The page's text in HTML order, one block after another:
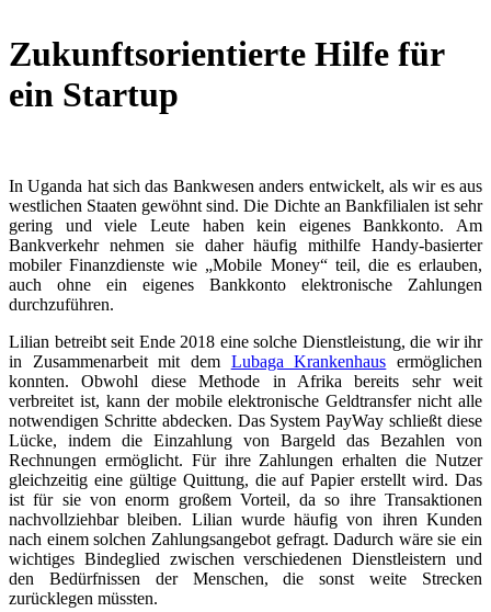
Zukunftsorientierte Hilfe für
ein Startup
In Uganda hat sich das Bankwesen anders entwickelt, als wir es aus
westlichen Staaten gewöhnt sind. Die Dichte an Bankfilialen ist sehr
gering und viele Leute haben kein eigenes Bankkonto. Am
Bankverkehr nehmen sie daher häufig mithilfe Handy-basierter
mobiler Finanzdienste wie „Mobile Money“ teil, die es erlauben,
auch ohne ein eigenes Bankkonto elektronische Zahlungen
durchzuführen.
Lilian betreibt seit Ende 2018 eine solche Dienstleistung, die wir ihr
in Zusammenarbeit mit dem Lubaga Krankenhaus ermöglichen
konnten. Obwohl diese Methode in Afrika bereits sehr weit
verbreitet ist, kann der mobile elektronische Geldtransfer nicht alle
notwendigen Schritte abdecken. Das System PayWay schließt diese
Lücke, indem die Einzahlung von Bargeld das Bezahlen von
Rechnungen ermöglicht. Für ihre Zahlungen erhalten die Nutzer
gleichzeitig eine gültige Quittung, die auf Papier erstellt wird. Das
ist für sie von enorm großem Vorteil, da so ihre Transaktionen
nachvollziehbar bleiben. Lilian wurde häufig von ihren Kunden
nach einem solchen Zahlungsangebot gefragt. Dadurch wäre sie ein
wichtiges Bindeglied zwischen verschiedenen Dienstleistern und
den Bedürfnissen der Menschen, die sonst weite Strecken
zurücklegen müssten.